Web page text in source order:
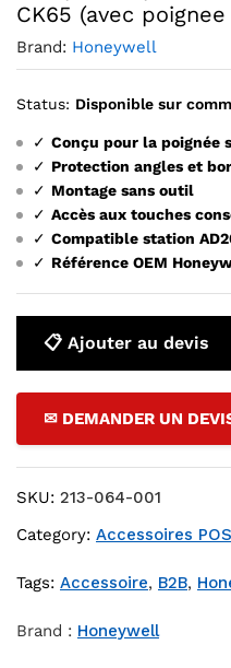
CK65 (avec poignee
Brand: Honeywell
Status: Disponible sur
✓ Conçu pour la poignée
✓ Protection angles et
✓ Montage sans outil
✓ Accès aux touches
✓ Compatible station
✓ Référence OEM
📋 Ajouter au devis
✉ DEMANDER UN
SKU: 213-064-001
Category: Accessoires
Tags: Accessoire, B2B,
Brand : Honeywell